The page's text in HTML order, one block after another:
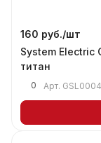
160 руб./шт
System Electric
титан
0 Арт.